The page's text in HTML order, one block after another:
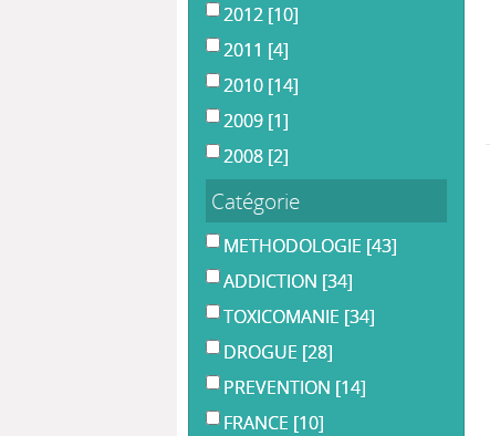
2012 [10]
2011 [4]
2010 [14]
2009 [1]
2008 [2]
Catégorie
METHODOLOGIE [43]
ADDICTION [34]
TOXICOMANIE [34]
DROGUE [28]
PREVENTION [14]
FRANCE [10]